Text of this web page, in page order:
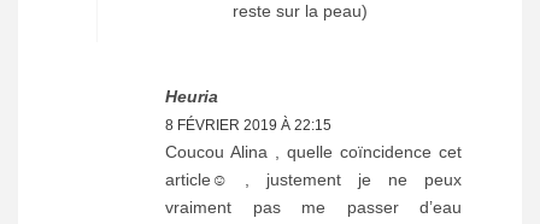
reste sur la peau)
Heuria
8 FÉVRIER 2019 À 22:15
Coucou Alina , quelle coïncidence cet
article☺️ , justement je ne peux
vraiment pas me passer d’eau